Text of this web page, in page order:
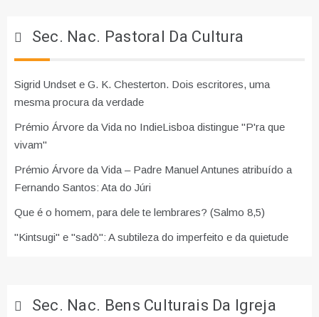
Sec. Nac. Pastoral Da Cultura
Sigrid Undset e G. K. Chesterton. Dois escritores, uma
mesma procura da verdade
Prémio Árvore da Vida no IndieLisboa distingue "P'ra que
vivam"
Prémio Árvore da Vida – Padre Manuel Antunes atribuído a
Fernando Santos: Ata do Júri
Que é o homem, para dele te lembrares? (Salmo 8,5)
"Kintsugi" e "sadō": A subtileza do imperfeito e da quietude
Sec. Nac. Bens Culturais Da Igreja